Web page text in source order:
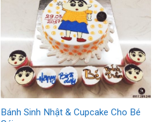
Bánh Sinh Nhật & Cupcake Cho Bé